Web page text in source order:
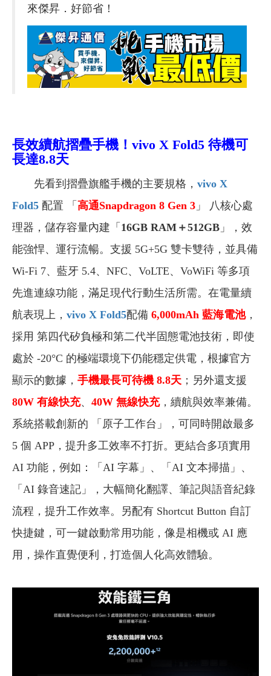
來傑昇．好節省！
長效續航摺疊手機！ vivo X Fold5 待機可
長達8.8天
先看到摺疊旗艦手機的主要規格， vivo X
Fold5 配置 「 高通Snapdragon 8 Gen 3 」 八核心處
理器，儲存容量內建「 16GB RAM＋512GB 」，效
能強悍、運行流暢。支援 5G+5G 雙卡雙待，並具備
Wi-Fi 7、藍牙 5.4、NFC、VoLTE、VoWiFi 等多項
先進連線功能，滿足現代行動生活所需。在電量續
航表現上， vivo X Fold5配備 6,000mAh 藍海電池，
採用 第四代矽負極和第二代半固態電池技術，即使
處於 -20°C 的極端環境下仍能穩定供電，根據官方
顯示的數據， 手機最長可待機 8.8天 ；另外還支援
80W 有線快充、 40W 無線快充，續航與效率兼備。
系統搭載創新的 「原子工作台」，可同時開啟最多
5 個 APP，提升多工效率不打折。更結合多項實用
AI 功能，例如：「AI 字幕」、「AI 文本掃描」、
「AI 錄音速記」，大幅簡化翻譯、筆記與語音紀錄
流程，提升工作效率。另配有 Shortcut Button 自訂
快捷鍵，可一鍵啟動常用功能，像是相機或 AI 應
用，操作直覺便利，打造個人化高效體驗。